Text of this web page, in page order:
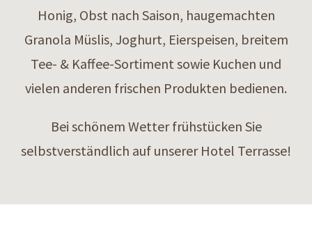
Honig, Obst nach Saison, haugemachten
Granola Müslis, Joghurt, Eierspeisen, breitem
Tee- & Kaffee-Sortiment sowie Kuchen und
vielen anderen frischen Produkten bedienen.
Bei schönem Wetter frühstücken Sie
selbstverständlich auf unserer Hotel Terrasse!